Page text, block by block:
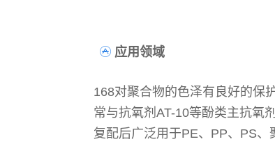
应用领域
168对聚合物的色泽有良好的保
常与抗氧剂AT-10等酚类主抗氧
复配后广泛用于PE、PP、PS、